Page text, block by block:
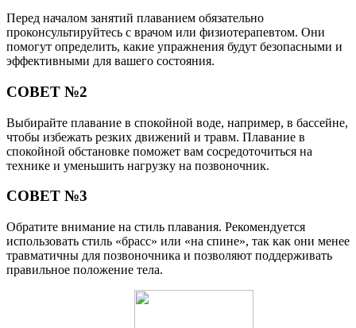
Перед началом занятий плаванием обязательно
проконсультируйтесь с врачом или физиотерапевтом. Они
помогут определить, какие упражнения будут безопасными и
эффективными для вашего состояния.
СОВЕТ №2
Выбирайте плавание в спокойной воде, например, в бассейне,
чтобы избежать резких движений и травм. Плавание в
спокойной обстановке поможет вам сосредоточиться на
технике и уменьшить нагрузку на позвоночник.
СОВЕТ №3
Обратите внимание на стиль плавания. Рекомендуется
использовать стиль «брасс» или «на спине», так как они менее
травматичны для позвоночника и позволяют поддерживать
правильное положение тела.